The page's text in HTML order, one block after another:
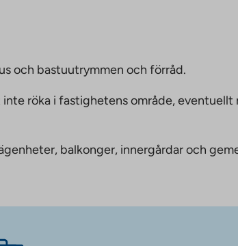
opens
a
tab
och bastuutrymmen och förråd.
röka i fastighetens område,
balkonger, innergårdar och